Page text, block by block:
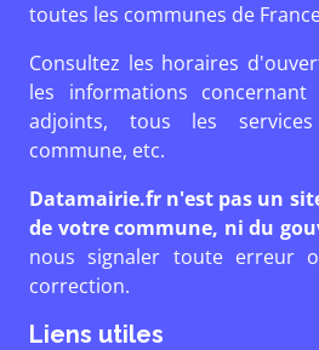
toutes les communes de
Consultez les horaires
les informations
adjoints, tous les
commune, etc.
Datamairie.fr n'est pas un
de votre commune, ni du
nous signaler toute erreur
correction.
Liens utiles